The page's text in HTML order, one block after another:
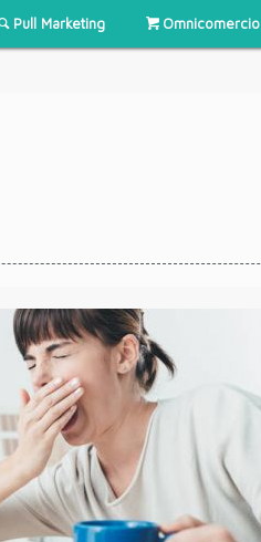
Pull Marketing Omnicomercio